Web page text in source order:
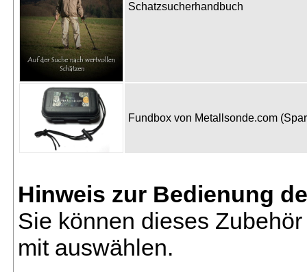
Schatzsucherhandbuch
Fundbox von Metallsonde.com
Hinweis zur Bedienung
Sie können dieses
mit auswählen.